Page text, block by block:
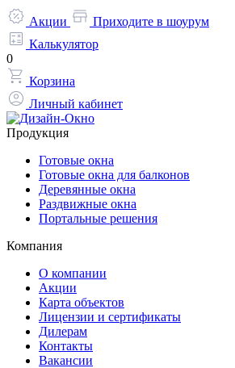
Акции
Приходите в шоурум
Калькулятор
0
Корзина
Личный кабинет
Продукция
Готовые окна
Готовые окна для балконов
Деревянные окна
Раздвижные окна
Портальные решения
Компания
О компании
Акции
Карта объектов
Лицензии и сертификаты
Дилерам
Контакты
Вакансии